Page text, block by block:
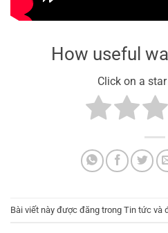
How useful
Click on a
Bài viết này được đăng trong Tin tức và